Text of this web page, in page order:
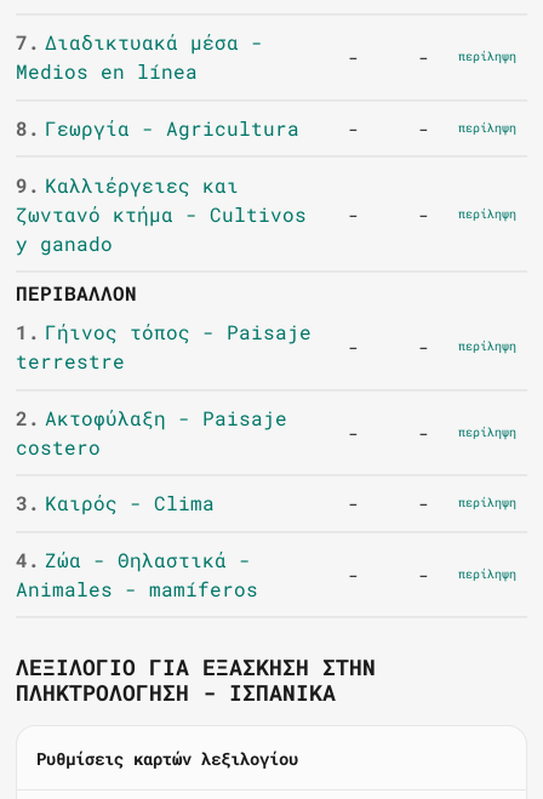
7. Διαδικτυακά μέσα -
Medios en línea
- - περίληψη
8. Γεωργία - Agricultura - - περίληψη
9. Καλλιέργειες και
ζωντανό κτήμα - Cultivos
y ganado
- - περίληψη
ΠΕΡΙΒΆΛΛΟΝ
1. Γήινος τόπος - Paisaje
terrestre
- - περίληψη
2. Ακτοφύλαξη - Paisaje
costero
- - περίληψη
3. Καιρός - Clima - - περίληψη
4. Ζώα - Θηλαστικά -
Animales - mamíferos
- - περίληψη
ΛΕΞΙΛΌΓΙΟ ΓΙΑ ΕΞΆΣΚΗΣΗ ΣΤΗΝ
ΠΛΗΚΤΡΟΛΌΓΗΣΗ - ΙΣΠΑΝΙΚΆ
Ρυθμίσεις καρτών λεξιλογίου